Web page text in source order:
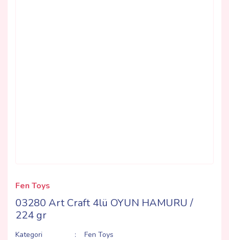
Fen Toys
03280 Art Craft 4lü OYUN HAMURU /
224 gr
Kategori
Fen Toys